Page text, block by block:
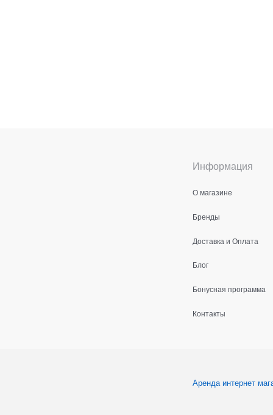
Информация
О магазине
Бренды
Доставка и Оплата
Блог
Бонусная программа
Контакты
Аренда интернет